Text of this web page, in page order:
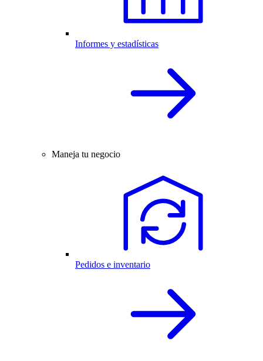
Informes y estadísticas
Maneja tu negocio
Pedidos e inventario